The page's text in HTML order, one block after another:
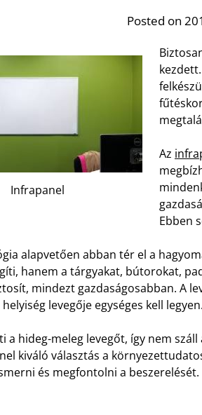
Posted on
Infrapanel
Az
Ebben
alapvetően abban tér el a
hanem a tárgyakat, bútorokat,
mindezt gazdaságosabban. A
levegője egységes kell legyen.
a hideg-meleg levegőt, így nem
kiváló választás a
és megfontolni a beszerelését.